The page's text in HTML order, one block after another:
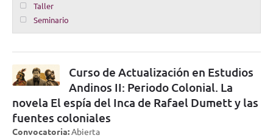
Taller
Seminario
Curso de Actualización en Estudios
Andinos II: Periodo Colonial. La
novela El espía del Inca de Rafael Dumett y las
fuentes coloniales
Convocatoria:Abierta